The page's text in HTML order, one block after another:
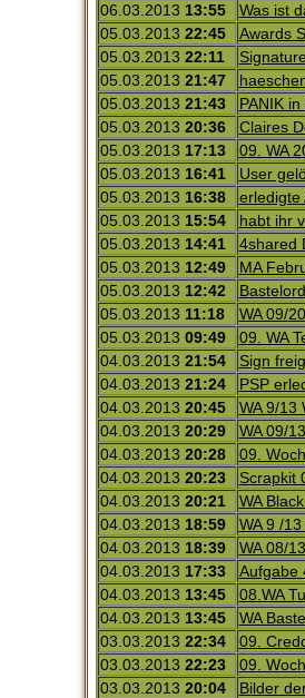
06.03.2013 13:55 Was ist
05.03.2013 22:45 Awards
05.03.2013 22:11
05.03.2013 21:47
05.03.2013 21:43 PANIK
05.03.2013 20:36 Claires
05.03.2013 17:13 09. WA
05.03.2013 16:41 User
05.03.2013 16:38 erledigte
05.03.2013 15:54 habt ihr
05.03.2013 14:41 4shared
05.03.2013 12:49 MA
05.03.2013 12:42
05.03.2013 11:18 WA 09/
05.03.2013 09:49 09. WA
04.03.2013 21:54 Sign
04.03.2013 21:24 PSP
04.03.2013 20:45 WA 9/13
04.03.2013 20:29 WA 09/
04.03.2013 20:28 09.
04.03.2013 20:23 Scrapkit
04.03.2013 20:21 WA
04.03.2013 18:59 WA 9 /
04.03.2013 18:39 WA 08/
04.03.2013 17:33 Aufgabe
04.03.2013 13:45 08.WA
04.03.2013 13:45 WA
03.03.2013 22:34 09.
03.03.2013 22:23 09.
03.03.2013 20:04 Bilder